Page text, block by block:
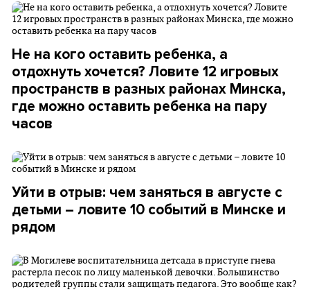
Не на кого оставить ребенка, а
отдохнуть хочется? Ловите 12 игровых
пространств в разных районах Минска,
где можно оставить ребенка на пару
часов
Уйти в отрыв: чем заняться в августе с
детьми – ловите 10 событий в Минске и
рядом